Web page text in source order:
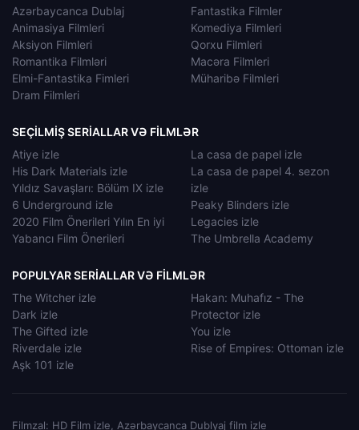
Azərbaycanca Dublaj
Animasiya Filmleri
Aksiyon Filmleri
Romantika Filmləri
Elmi-Fantastika Fimleri
Dram Filmleri
Fantastika Filmler
Komediya Filmleri
Qorxu Filmleri
Macəra Filmleri
Müharibə Filmleri
SEÇILMIŞ SERIALLAR VƏ FILMLƏR
Atiye izle
His Dark Materials izle
Yıldız Savaşları: Bölüm IX izle
6 Underground izle
2020 Film Önerileri Yılın En iyi
Yabancı Film Önerileri
La casa de papel izle
La casa de papel 4. sezon
izle
Peaky Blinders izle
Legacies izle
The Umbrella Academy
POPULYAR SERIALLAR VƏ FILMLƏR
The Witcher izle
Dark izle
The Gifted izle
Riverdale izle
Aşk 101 izle
Hakan: Muhafız - The
Protector izle
You izle
Rise of Empires: Ottoman izle
Filmzal: HD Film izle, Azərbaycanca Dublyaj film izle